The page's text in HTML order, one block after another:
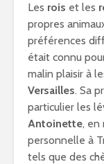
Les rois et les
propres
préférences
était connu
malin plaisir à
Versailles. Sa
particulier les
Antoinette, en
personnelle à
tels que des